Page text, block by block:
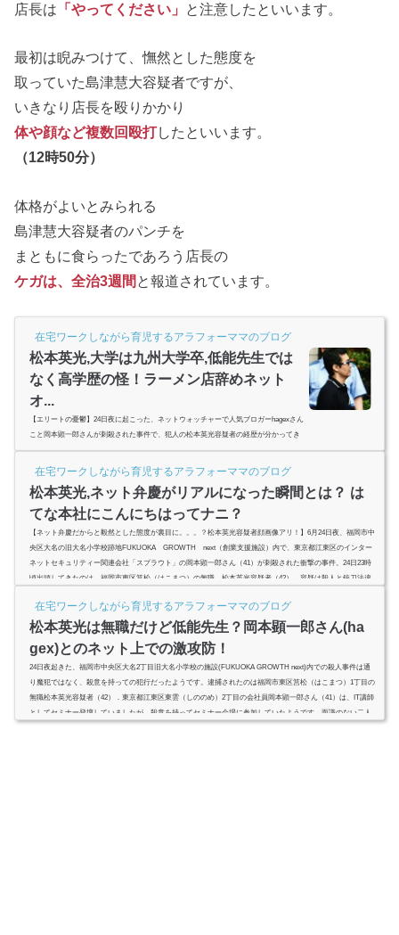
店長は 「やってください」 と注意したといいます。
最初は睨みつけて、憮然とした態度を
取っていた島津慧大容疑者ですが、
いきなり店長を殴りかかり
体や顔など複数回殴打したといいます。
（12時50分）
体格がよいとみられる
島津慧大容疑者のパンチを
まともに食らったであろう店長の
ケガは、全治3週間 と報道されています。
在宅ワークしながら育児するアラフォーママのブログ
松本英光,大学は九州大学卒,低能先生では
なく高学歴の怪！ラーメン店辞めネット
オ...
【エリートの憂鬱】24日夜に起こった、ネットウォッチャーで人気ブロガーhagexさん
こと岡本顕一郎さんが刺殺された事件で、犯人の松本英光容疑者の経歴が分かってき
ました。熊本県天草市出身の松本英光容疑者は、九州で最高峰の国立大学、九州大学
文学部出身のエリートでした。正社員としてラーメン店で働いていた男が店を辞めた
= window.adsbygoogle || ).push({});松本英光,出身は熊本県天草市Hagexを刺殺した松本
英光容疑者、九州大学を卒業...
在宅ワークしながら育児するアラフォーママのブログ
松本英光,ネット弁慶がリアルになった瞬間とは？ は
てな本社にこんにちはってナニ？
【ネット弁慶だからと毅然とした態度が裏目に。。。？松本英光容疑者顔画像アリ！】6月24日夜、福岡市中
央区大名の旧大名小学校跡地FUKUOKA GROWTH next（創業支援施設）内で、東京都江東区のインター
ネットセキュリティー関連会社「スプラウト」の岡本顕一郎さん（41）が刺殺された衝撃の事件。24日23時
頃出頭してきたのは、福岡市東区筥松（はこまつ）の無職、松本英光容疑者（42）。容疑は殺人と銃刀法違
はてな本社にこんにち...
在宅ワークしながら育児するアラフォーママのブログ
松本英光は無職だけど低能先生？岡本顕一郎さん(ha
gex)とのネット上での激攻防！
24日夜起きた、福岡市中央区大名2丁目旧大名小学校の施設(FUKUOKA GROWTH next)内での殺人事件は通
り魔犯ではなく、殺意を持っての犯行だったようです。逮捕されたのは福岡市東区筥松（はこまつ）1丁目の
無職松本英光容疑者（42）．東京都江東区東雲（しののめ）2丁目の会社員岡本顕一郎さん（41）は、IT講師
としてセミナー登壇していましたが、殺意を持ってセミナー会場に参加していたようです。面識のない二人